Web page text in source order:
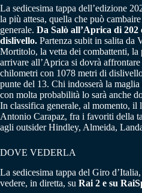
La sedicesima tappa dell’edizione
la più attesa, quella che può
generale. Da Salò all’Aprica di
dislivello. Partenza subit in salita da
Mortitolo, la vetta dei combattenti,
arrivare all’Aprica si dovrà
chilometri con 1078 metri di
punte del 13. Chi indosserà la
con molta probabilità lo sarà anche
In classifica generale, al momento, il
Antonio Carapaz, fra i favoriti della
agli outsider Hindley, Almeida,
DOVE VEDERLA
La sedicesima tappa del Giro
vedere, in diretta, su Rai 2 e su